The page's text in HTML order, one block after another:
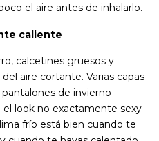
el aire antes de inhalarlo.
caliente
calcetines gruesos y
aire cortante. Varias capas
de invierno
look no exactamente sexy
frío está bien cuando te